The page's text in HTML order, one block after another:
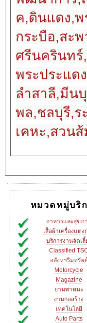
ค,ดินแดง,
กระบือ,สะ
ศรีนครินทร์
พระประแด
ลำสาลี,มี
พล,ชลบุรี,ร
เคหะ,สวน
หมวดหมู่บริ
อาหารและสุขภ
เสื้อผ้าเครื่องแต่ง
บริการงานจัดเลี้
Classified
อสังหาริมทรัพย์
Motorcycle
Magazine
ยานพาหนะ
งานก่อสร้าง
เทคโนโลยี
Auto Parts